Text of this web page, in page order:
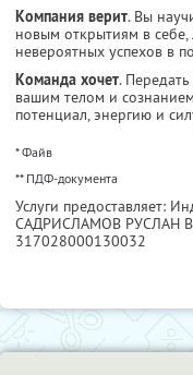
Компания верит. Вы
новым открытиям в себе,
невероятных успехов в
Команда хочет.
вашим телом и
потенциал, энергию и
* Файв
** ПДФ-документа
Услуги предоставляет:
САДРИСЛАМОВ РУСЛАН
317028000130032